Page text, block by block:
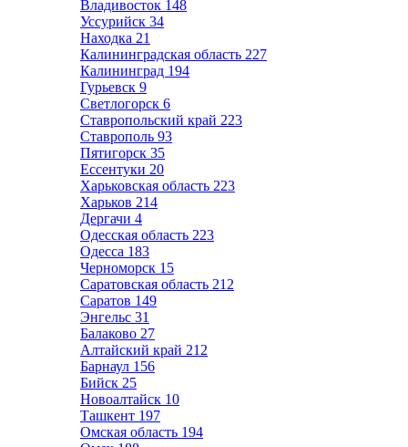
Владивосток 148
Уссурийск 34
Находка 21
Калининградская область 227
Калининград 194
Гурьевск 9
Светлогорск 6
Ставропольский край 223
Ставрополь 93
Пятигорск 35
Ессентуки 20
Харьковская область 223
Харьков 214
Дергачи 4
Одесская область 223
Одесса 183
Черноморск 15
Саратовская область 212
Саратов 149
Энгельс 31
Балаково 27
Алтайский край 212
Барнаул 156
Бийск 25
Новоалтайск 10
Ташкент 197
Омская область 194